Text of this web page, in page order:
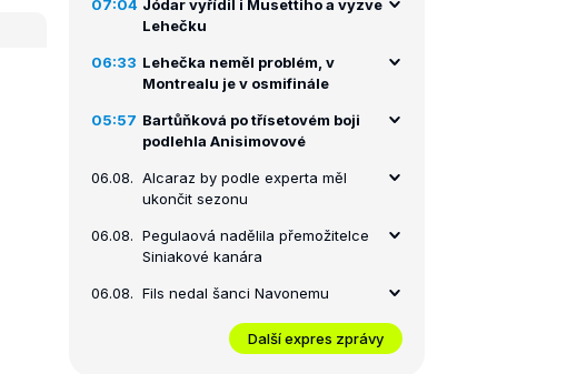
07:04 Jódar vyřídil i Musettiho a vyzve
Lehečku
06:33 Lehečka neměl problém, v
Montrealu je v osmifinále
05:57 Bartůňková po třísetovém boji
podlehla Anisimovové
06.08. Alcaraz by podle experta měl
ukončit sezonu
06.08. Pegulaová nadělila přemožitelce
Siniakové kanára
06.08. Fils nedal šanci Navonemu
Další expres zprávy